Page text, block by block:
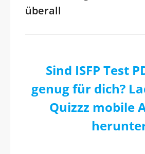
überall
Sind ISFP Test
genug für dich?
Quizzz mobile